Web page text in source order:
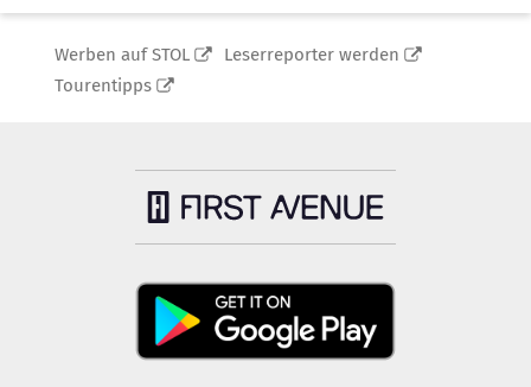
Werben auf STOL
Leserreporter werden
Tourentipps